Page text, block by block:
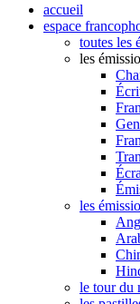
accueil
espace
toutes les
les
les
le tour du